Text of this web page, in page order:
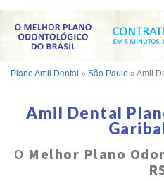
Plano Amil Dental » São Paulo » Amil
Amil Dental
O Melhor Plano